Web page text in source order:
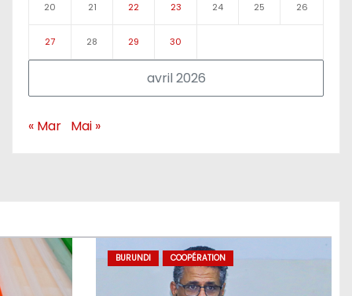
avril 2026
20 21 22 23 24 25 26
27 28 29 30
« Mar Mai »
BURUNDI COOPÉRATION